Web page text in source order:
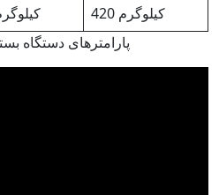
250
420 کیلوگرم
پارامترهای دستگاه